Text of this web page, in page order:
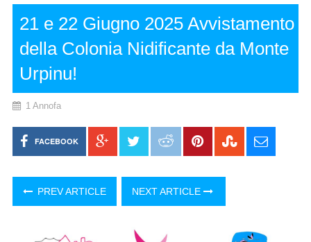
21 e 22 Giugno 2025 Avvistamento
della Colonia Nidificante da Monte
Urpinu!
1 Annofa
FACEBOOK
PREV ARTICLE NEXT ARTICLE